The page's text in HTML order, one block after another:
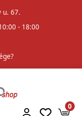
u. 67.
- 18:00
0